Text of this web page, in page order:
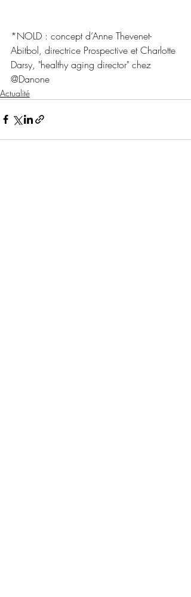
*NOLD : concept d’Anne Thevenet-
Abitbol, directrice Prospective et Charlotte
Darsy, "healthy aging director" chez
@Danone
Actualité